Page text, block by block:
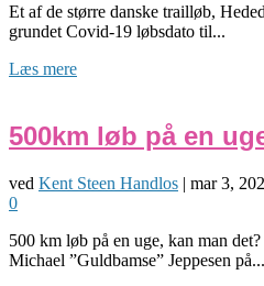
Et af de større danske trailløb,
grundet Covid-19 løbsdato til...
Læs mere
500km løb på en
ved Kent Steen Handlos | mar 3,
0
500 km løb på en uge, kan man
Michael ”Guldbamse” Jeppesen på...